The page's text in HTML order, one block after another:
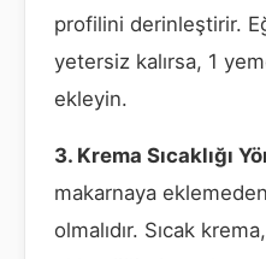
profilini derinleştirir.
yetersiz kalırsa, 1
ekleyin.
3. Krema Sıcaklığı
makarnaya
olmalıdır. Sıcak